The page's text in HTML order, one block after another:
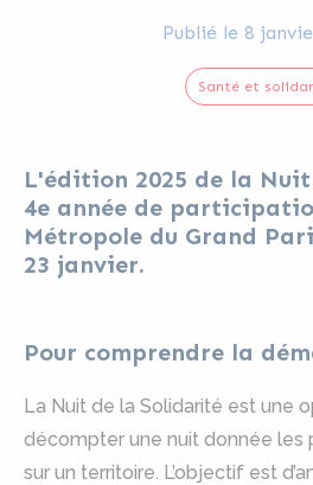
Publié le 8
Santé et
L'édition 2025 de la
4e année de
Métropole du Grand
23 janvier.
Pour comprendre la
La Nuit de la Solidarité est une
décompter une nuit donnée les
sur un territoire. L’objectif est